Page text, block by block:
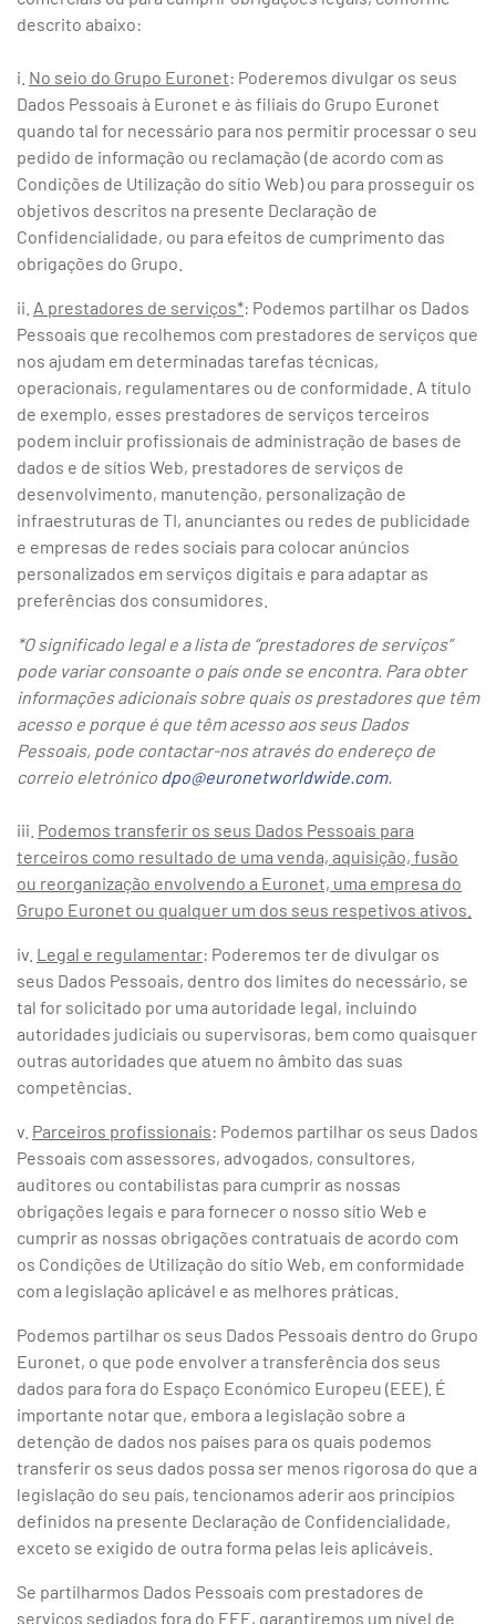
descrito abaixo:
i. No seio do Grupo Euronet: Poderemos divulgar os seus
Dados Pessoais à Euronet e às filiais do Grupo Euronet
quando tal for necessário para nos permitir processar o seu
pedido de informação ou reclamação (de acordo com as
Condições de Utilização do sítio Web) ou para prosseguir os
objetivos descritos na presente Declaração de
Confidencialidade, ou para efeitos de cumprimento das
obrigações do Grupo.
ii. A prestadores de serviços*: Podemos partilhar os Dados
Pessoais que recolhemos com prestadores de serviços que
nos ajudam em determinadas tarefas técnicas,
operacionais, regulamentares ou de conformidade. A título
de exemplo, esses prestadores de serviços terceiros
podem incluir profissionais de administração de bases de
dados e de sítios Web, prestadores de serviços de
desenvolvimento, manutenção, personalização de
infraestruturas de TI, anunciantes ou redes de publicidade
e empresas de redes sociais para colocar anúncios
personalizados em serviços digitais e para adaptar as
preferências dos consumidores.
*O significado legal e a lista de “prestadores de serviços”
pode variar consoante o país onde se encontra. Para obter
informações adicionais sobre quais os prestadores que têm
acesso e porque é que têm acesso aos seus Dados
Pessoais, pode contactar-nos através do endereço de
correio eletrónico dpo@euronetworldwide.com.
iii. Podemos transferir os seus Dados Pessoais para
terceiros como resultado de uma venda, aquisição, fusão
ou reorganização envolvendo a Euronet, uma empresa do
Grupo Euronet ou qualquer um dos seus respetivos ativos.
iv. Legal e regulamentar: Poderemos ter de divulgar os
seus Dados Pessoais, dentro dos limites do necessário, se
tal for solicitado por uma autoridade legal, incluindo
autoridades judiciais ou supervisoras, bem como quaisquer
outras autoridades que atuem no âmbito das suas
competências.
v. Parceiros profissionais: Podemos partilhar os seus Dados
Pessoais com assessores, advogados, consultores,
auditores ou contabilistas para cumprir as nossas
obrigações legais e para fornecer o nosso sítio Web e
cumprir as nossas obrigações contratuais de acordo com
os Condições de Utilização do sítio Web, em conformidade
com a legislação aplicável e as melhores práticas.
Podemos partilhar os seus Dados Pessoais dentro do Grupo
Euronet, o que pode envolver a transferência dos seus
dados para fora do Espaço Económico Europeu (EEE). É
importante notar que, embora a legislação sobre a
detenção de dados nos países para os quais podemos
transferir os seus dados possa ser menos rigorosa do que a
legislação do seu país, tencionamos aderir aos princípios
definidos na presente Declaração de Confidencialidade,
exceto se exigido de outra forma pelas leis aplicáveis.
Se partilharmos Dados Pessoais com prestadores de
serviços sediados fora do EEE, garantiremos um nível de